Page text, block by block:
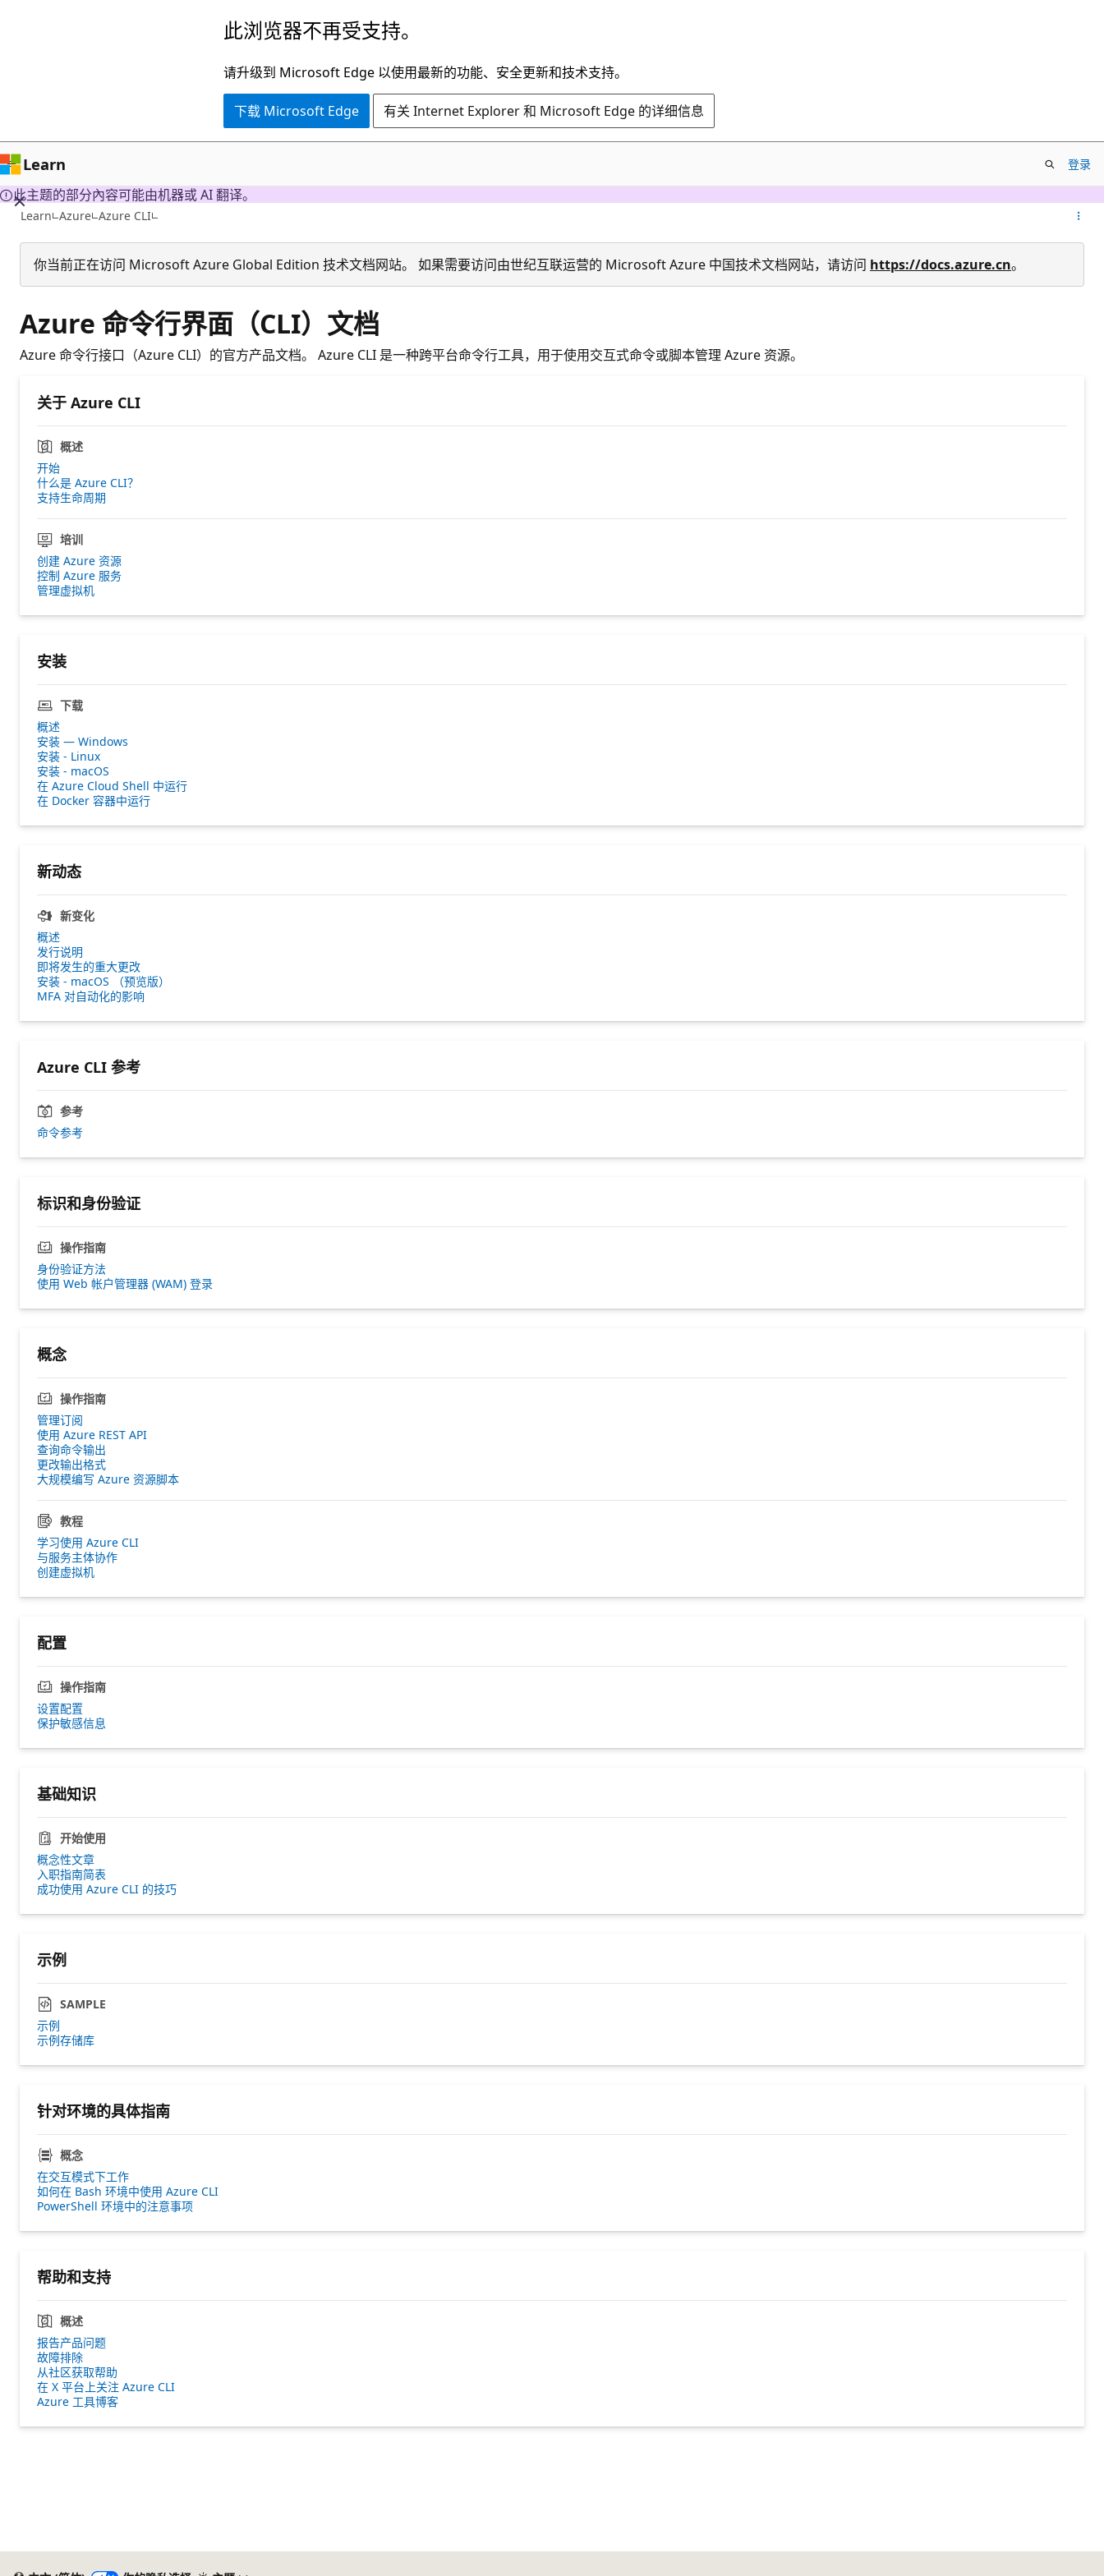
容
此浏览器不再受支持。
请升级到 Microsoft Edge 以使用最新的功能、安全更新和技术支持。
下载 Microsoft Edge 有关 Internet Explorer 和 Microsoft Edge 的详细信息
Learn 登录
此主题的部分內容可能由机器或 AI 翻译。
Learn Azure Azure CLI
你当前正在访问 Microsoft Azure Global Edition 技术文档网站。 如果需要访问由世纪互联运营的 Microsoft Azure 中国技术文档网站，请访问 https://docs.azure.cn。
Azure 命令行界面（CLI）文档
Azure 命令行接口（Azure CLI）的官方产品文档。 Azure CLI 是一种跨平台命令行工具，用于使用交互式命令或脚本管理 Azure 资源。
关于 Azure CLI
概述
开始
什么是 Azure CLI？
支持生命周期
培训
创建 Azure 资源
控制 Azure 服务
管理虚拟机
安装
下载
概述
安装 — Windows
安装 - Linux
安装 - macOS
在 Azure Cloud Shell 中运行
在 Docker 容器中运行
新动态
新变化
概述
发行说明
即将发生的重大更改
安装 - macOS （预览版）
MFA 对自动化的影响
Azure CLI 参考
参考
命令参考
标识和身份验证
操作指南
身份验证方法
使用 Web 帐户管理器 (WAM) 登录
概念
操作指南
管理订阅
使用 Azure REST API
查询命令输出
更改输出格式
大规模编写 Azure 资源脚本
教程
学习使用 Azure CLI
与服务主体协作
创建虚拟机
配置
操作指南
设置配置
保护敏感信息
基础知识
开始使用
概念性文章
入职指南简表
成功使用 Azure CLI 的技巧
示例
SAMPLE
示例
示例存储库
针对环境的具体指南
概念
在交互模式下工作
如何在 Bash 环境中使用 Azure CLI
PowerShell 环境中的注意事项
帮助和支持
概述
报告产品问题
故障排除
从社区获取帮助
在 X 平台上关注 Azure CLI
Azure 工具博客